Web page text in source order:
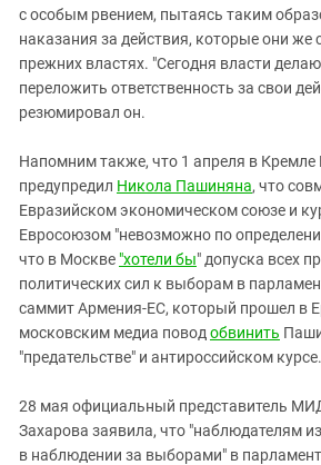
с особым рвением, пытаясь таким
наказания за действия, которые они же
прежних властях. "Сегодня власти
переложить ответственность за свои
резюмировал он.
Напомним также, что 1 апреля в
предупредил Никола Пашиняна, что
Евразийском экономическом союзе и
Евросоюзом "невозможно по
что в Москве "хотели бы" допуска всех
политических сил к выборам в
саммит Армения-ЕС, который прошел в
московским медиа повод обвинить
"предательстве" и антироссийском курсе.
28 мая официальный представитель
Захарова заявила, что "наблюдателям
в наблюдении за выборами" в